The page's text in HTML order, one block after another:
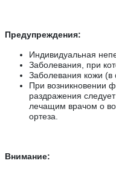
Предупреждения:
Индивидуальная
Заболевания, при
Заболевания кожи (в
При возникновении
раздражения
лечащим врачом о
ортеза.
Внимание: